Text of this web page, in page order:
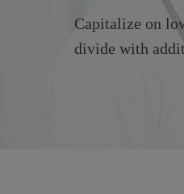
Capitalize on
divide with